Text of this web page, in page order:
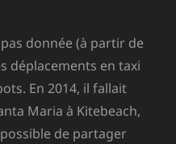
donnée (à partir de
déplacements en taxi
En 2014, il fallait
Maria à Kitebeach,
de partager